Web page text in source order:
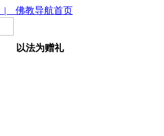
| 佛教导航首页
以法为赠礼